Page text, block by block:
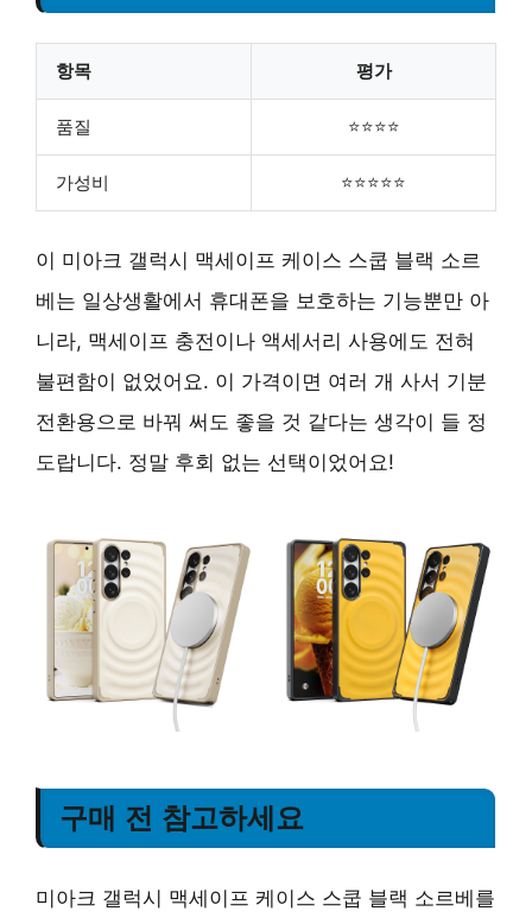
항목 평가
품질 ⭐⭐⭐⭐
가성비 ⭐⭐⭐⭐⭐
이 미아크 갤럭시 맥세이프 케이스 스쿱 블랙 소르
베는 일상생활에서 휴대폰을 보호하는 기능뿐만 아
니라, 맥세이프 충전이나 액세서리 사용에도 전혀
불편함이 없었어요. 이 가격이면 여러 개 사서 기분
전환용으로 바꿔 써도 좋을 것 같다는 생각이 들 정
도랍니다. 정말 후회 없는 선택이었어요!
구매 전 참고하세요
미아크 갤럭시 맥세이프 케이스 스쿱 블랙 소르베를